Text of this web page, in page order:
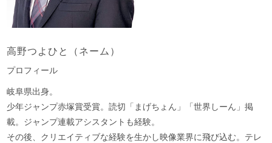
高野つよひと（ネーム）
プロフィール
岐阜県出身。
少年ジャンプ赤塚賞受賞。読切「まげちょん」「世界しーん」掲
載。ジャンプ連載アシスタントも経験。
その後、クリエイティブな経験を生かし映像業界に飛び込む。テレ